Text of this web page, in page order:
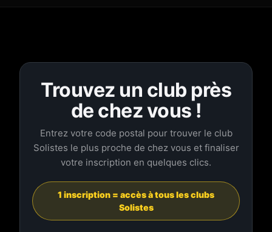
Trouvez un club près
de chez vous !
Entrez votre code postal pour trouver le club
Solistes le plus proche de chez vous et finaliser
votre inscription en quelques clics.
1 inscription = accès à tous les clubs
Solistes